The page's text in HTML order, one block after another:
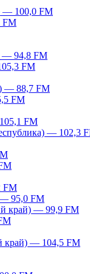
— 100,0 FM
FM
— 94,8 FM
FM
— 88,7 FM
FM
FM
— 102,3
FM
— 95,0 FM
край) — 99,9 FM
край) — 104,5 FM